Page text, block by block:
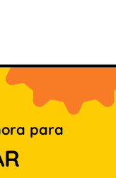
para